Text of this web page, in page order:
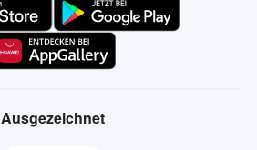
Ausgezeichnet